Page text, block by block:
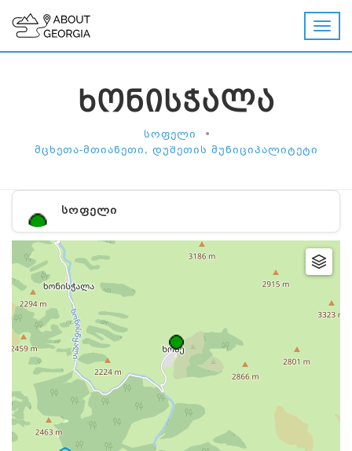
ᲮᲝᲜᲘᲡᲭᲐᲚᲐ
ᲡᲝᲤᲔᲚᲘ •
ᲛᲪᲮᲔᲗᲐ-ᲛᲗᲘᲐᲜᲔᲗᲘ, ᲓᲣᲨᲔᲗᲘᲡ ᲛᲣᲜᲘᲪᲘᲞᲐᲚᲘᲢᲔᲢᲘ
ᲡᲝᲤᲔᲚᲘ